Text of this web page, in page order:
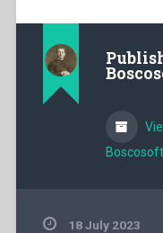
Boscosoft
18 July 2023